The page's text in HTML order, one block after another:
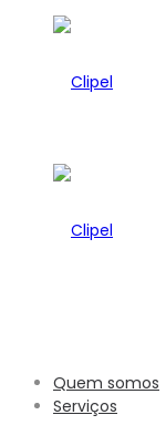
Quem somos
Serviços